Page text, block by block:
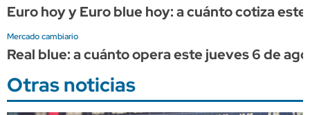
Euro hoy y Euro blue hoy: a cuánto cotiza
Mercado cambiario
Real blue: a cuánto opera este jueves 6 de
Otras noticias